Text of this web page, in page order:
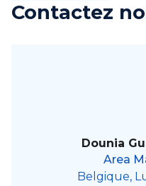
Contactez
Dounia
Area
Belgique,